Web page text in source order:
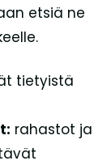
etsiä ne
tietyistä
rahastot ja